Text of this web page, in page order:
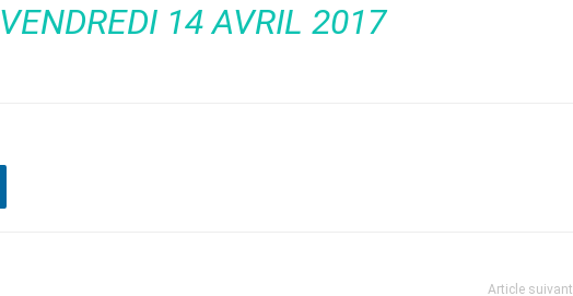
VENDREDI 14 AVRIL 2017
Article suivant